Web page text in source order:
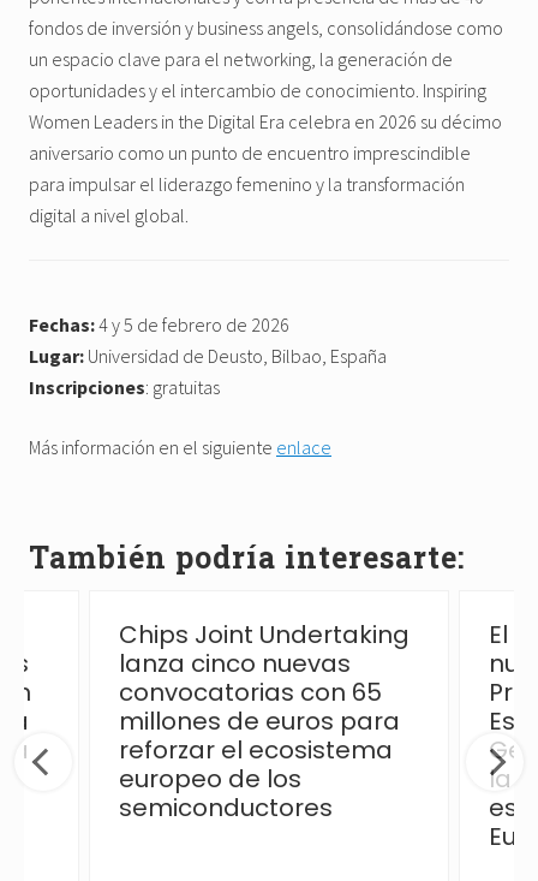
fondos de inversión y business angels, consolidándose como
un espacio clave para el networking, la generación de
oportunidades y el intercambio de conocimiento. Inspiring
Women Leaders in the Digital Era celebra en 2026 su décimo
aniversario como un punto de encuentro imprescindible
para impulsar el liderazgo femenino y la transformación
digital a nivel global.
Fechas:4 y 5 de febrero de 2026
Lugar: Universidad de Deusto, Bilbao, España
Inscripciones: gratuitas
Más información en el siguiente enlace
También podría interesarte:
Chips Joint Undertaking
lanza cinco nuevas
convocatorias con 65
millones de euros para
reforzar el ecosistema
europeo de los
semiconductores
El
la